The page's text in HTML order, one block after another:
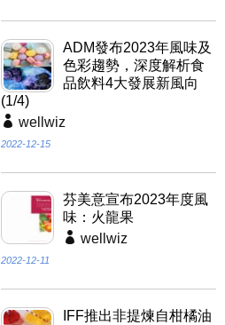
ADM發布2023年風味及
色彩趨勢，深度解析食
品飲料4大發展新風向
(1/4)
wellwiz
2022-12-15
芬美意宣布2023年度風
味：火龍果
wellwiz
2022-12-11
IFF推出非提煉自柑橘油